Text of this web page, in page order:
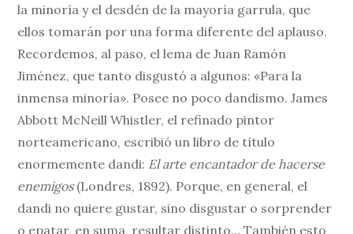
la minoría y el desdén de la mayoría garrula, que
ellos tomarán por una forma diferente del aplauso.
Recordemos, al paso, el lema de Juan Ramón
Jiménez, que tanto disgustó a algunos: «Para la
inmensa minoría». Posee no poco dandismo. James
Abbott McNeill Whistler, el refinado pintor
norteamericano, escribió un libro de título
enormemente dandi: El arte encantador de hacerse
enemigos(Londres, 1892). Porque, en general, el
dandi no quiere gustar, sino disgustar o sorprender
o epatar, en suma, resultar distinto… También esto